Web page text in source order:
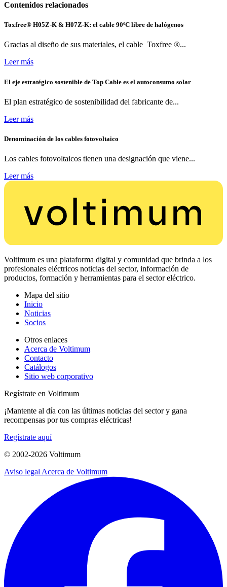
Contenidos relacionados
Toxfree® H05Z-K & H07Z-K: el cable 90ºC libre de halógenos
Gracias al diseño de sus materiales, el cable Toxfree ®...
Leer más
El eje estratégico sostenible de Top Cable es el autoconsumo solar
El plan estratégico de sostenibilidad del fabricante de...
Leer más
Denominación de los cables fotovoltaico
Los cables fotovoltaicos tienen una designación que viene...
Leer más
Voltimum es una plataforma digital y comunidad que brinda a los
profesionales eléctricos noticias del sector, información de
productos, formación y herramientas para el sector eléctrico.
Mapa del sitio
Inicio
Noticias
Socios
Otros enlaces
Acerca de Voltimum
Contacto
Catálogos
Sitio web corporativo
Regístrate en Voltimum
¡Mantente al día con las últimas noticias del sector y gana
recompensas por tus compras eléctricas!
Regístrate aquí
© 2002-2026 Voltimum
Aviso legal Acerca de Voltimum